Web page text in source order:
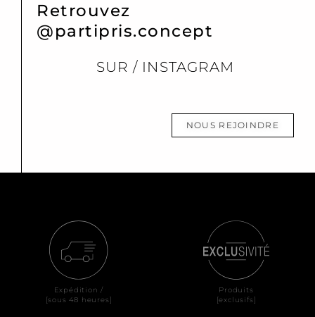
Retrouvez
@partipris.concept
SUR / INSTAGRAM
NOUS REJOINDRE
Expédition /
[sous 48 heures]
Produits
[exclusifs]